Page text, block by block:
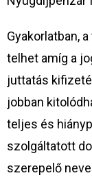
Gyakorlatban,
telhet amíg a
juttatás
jobban
teljes és
szolgáltatott
szerepelő